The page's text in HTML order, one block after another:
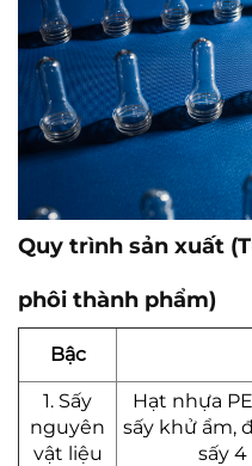
Quy trình sản xuất
phôi thành phẩm)
Bậc
1. Sấy
nguyên
vật liệu
Hạt nhựa
sấy khử ẩm,
sấy 4